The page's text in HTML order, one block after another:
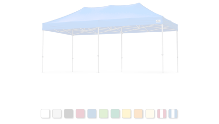
Voit
valinnat